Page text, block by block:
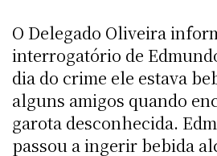
O Delegado Oliveira
interrogatório de
dia do crime ele estava
alguns amigos quando
garota desconhecida.
passou a ingerir bebida